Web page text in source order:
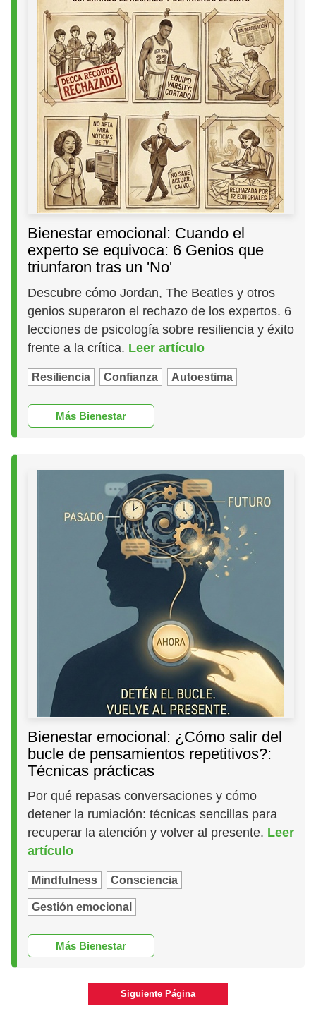
Bienestar emocional: Cuando el
experto se equivoca: 6 Genios que
triunfaron tras un 'No'
Descubre cómo Jordan, The Beatles y otros
genios superaron el rechazo de los expertos. 6
lecciones de psicología sobre resiliencia y éxito
frente a la crítica. Leer artículo
Resiliencia Confianza Autoestima
Más Bienestar
Bienestar emocional: ¿Cómo salir del
bucle de pensamientos repetitivos?:
Técnicas prácticas
Por qué repasas conversaciones y cómo
detener la rumiación: técnicas sencillas para
recuperar la atención y volver al presente. Leer
artículo
Mindfulness Consciencia
Gestión emocional
Más Bienestar
Siguiente Página